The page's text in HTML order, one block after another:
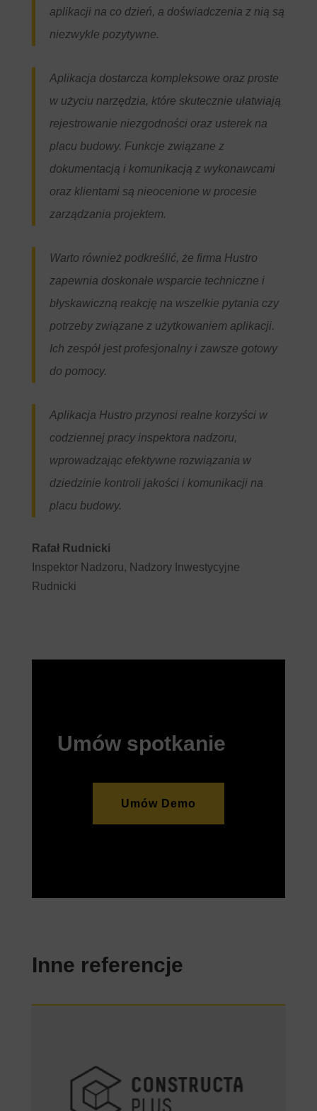
aplikacji na co dzień, a doświadczenia z nią są
niezwykle pozytywne.
Aplikacja dostarcza kompleksowe oraz proste
w użyciu narzędzia, które skutecznie ułatwiają
rejestrowanie niezgodności oraz usterek na
placu budowy. Funkcje związane z
dokumentacją i komunikacją z wykonawcami
oraz klientami są nieocenione w procesie
zarządzania projektem.
Warto również podkreślić, że firma Hustro
zapewnia doskonałe wsparcie techniczne i
błyskawiczną reakcję na wszelkie pytania czy
potrzeby związane z użytkowaniem aplikacji.
Ich zespół jest profesjonalny i zawsze gotowy
do pomocy.
Aplikacja Hustro przynosi realne korzyści w
codziennej pracy inspektora nadzoru,
wprowadzając efektywne rozwiązania w
dziedzinie kontroli jakości i komunikacji na
placu budowy.
Rafał Rudnicki
Inspektor Nadzoru, Nadzory Inwestycyjne
Rudnicki
Umów spotkanie
Umów Demo
Inne referencje